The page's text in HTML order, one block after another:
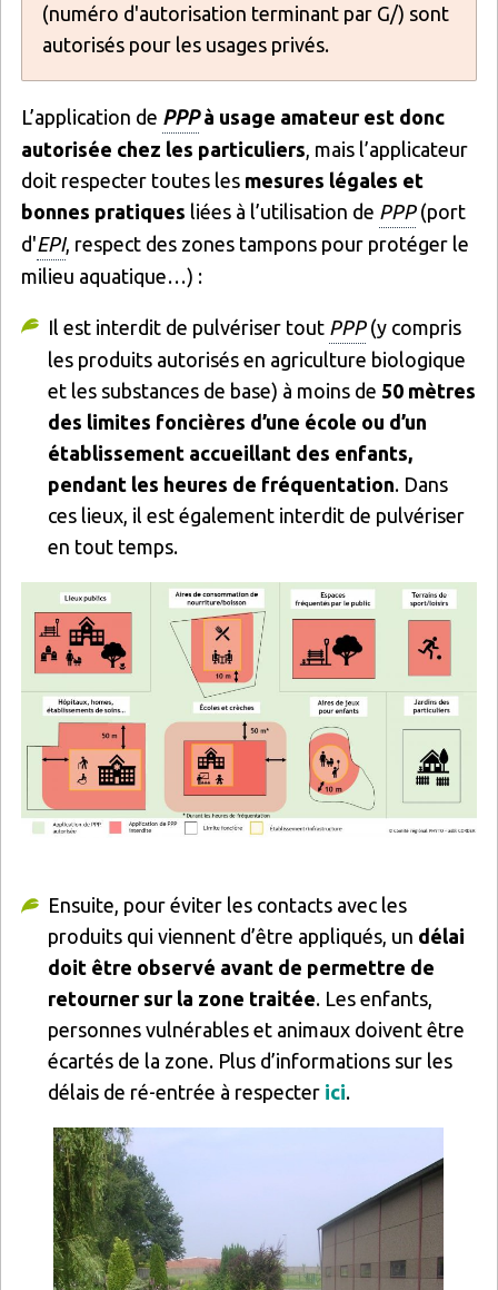
(numéro d'autorisation terminant par G/) sont
autorisés pour les usages privés.
L’application de PPPà usage amateur est donc
autorisée chez les particuliers , mais l’applicateur
doit respecter toutes les mesures légales et
bonnes pratiques liées à l’utilisation de PPP(port
d'EPI, respect des zones tampons pour protéger le
milieu aquatique…) :
Il est interdit de pulvériser tout PPP(y compris
les produits autorisés en agriculture biologique
et les substances de base) à moins de 50 mètres
des limites foncières d’une école ou d’un
établissement accueillant des enfants,
pendant les heures de fréquentation. Dans
ces lieux, il est également interdit de pulvériser
en tout temps.
Image
Ensuite, pour éviter les contacts avec les
produits qui viennent d’être appliqués, un délai
doit être observé avant de permettre de
retourner sur la zone traitée. Les enfants,
personnes vulnérables et animaux doivent être
écartés de la zone. Plus d’informations sur les
délais de ré-entrée à respecter ici.